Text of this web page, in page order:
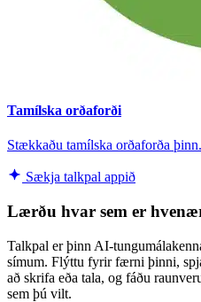
Tamílska orðaforði
Stækkaðu tamílska orðaforða þinn.
Sækja talkpal appið
Lærðu hvar sem er
Talkpal er þinn AI-
símum. Flýttu fyrir færni þinni,
að skrifa eða tala, og fáðu
sem þú vilt.